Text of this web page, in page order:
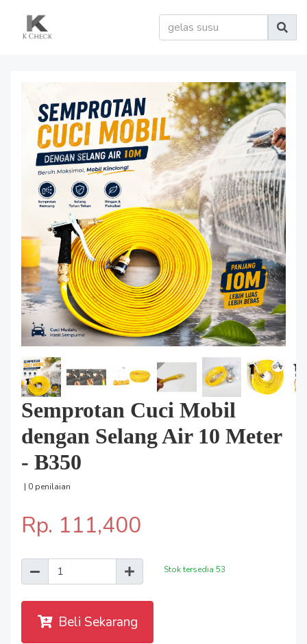
Semprotan Cuci Mobil
dengan Selang Air 10 Meter
- B350
| 0 penilaian
Rp. 111,400
Stok tersedia 53
Beli Sekarang